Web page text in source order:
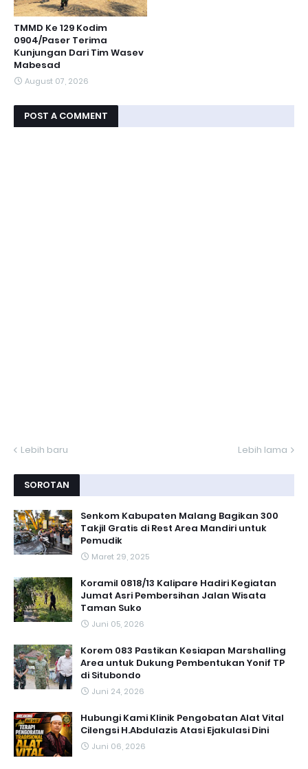
TMMD Ke 129 Kodim
0904/Paser Terima
Kunjungan Dari Tim Wasev
Mabesad
August 07, 2026
POST A COMMENT
Lebih baru Lebih lama
SOROTAN
Senkom Kabupaten Malang Bagikan 300
Takjil Gratis di Rest Area Mandiri untuk
Pemudik
Maret 29, 2025
Koramil 0818/13 Kalipare Hadiri Kegiatan
Jumat Asri Pembersihan Jalan Wisata
Taman Suko
Juni 05, 2026
Korem 083 Pastikan Kesiapan Marshalling
Area untuk Dukung Pembentukan Yonif TP
di Situbondo
Juni 24, 2026
Hubungi Kami Klinik Pengobatan Alat Vital
Cilengsi H.Abdulazis Atasi Ejakulasi Dini
Juni 06, 2026